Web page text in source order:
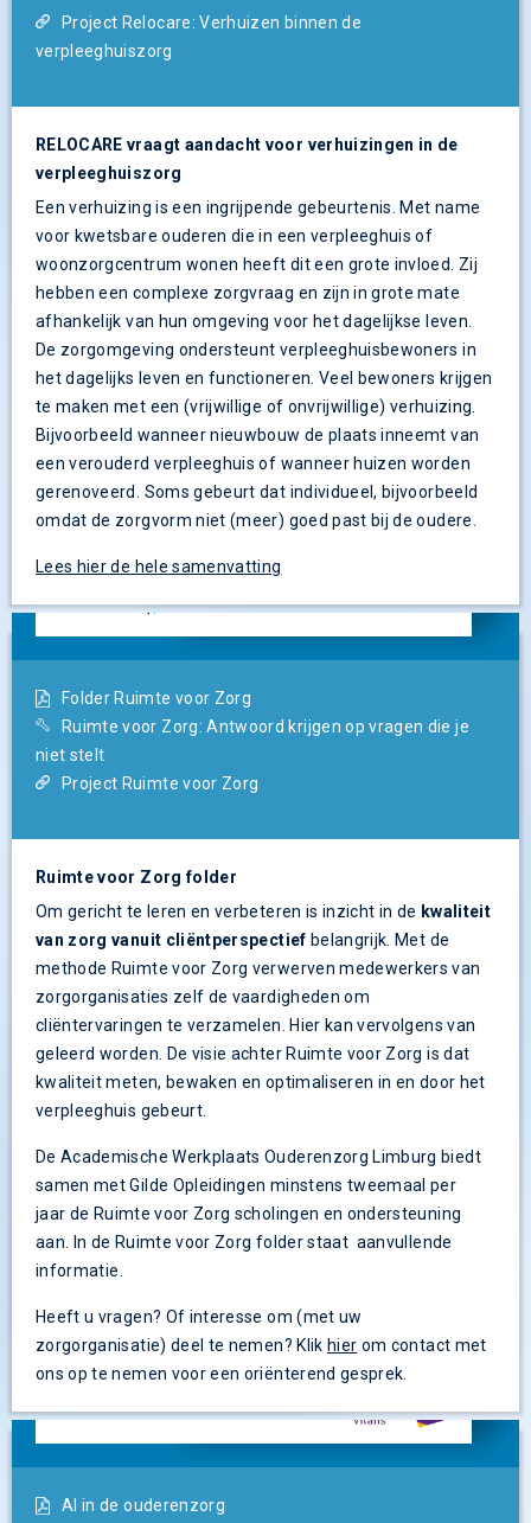
Project Relocare: Verhuizen binnen de
verpleeghuiszorg
RELOCARE vraagt aandacht voor verhuizingen in de
verpleeghuiszorg
Een verhuizing is een ingrijpende gebeurtenis. Met name
voor kwetsbare ouderen die in een verpleeghuis of
woonzorgcentrum wonen heeft dit een grote invloed. Zij
hebben een complexe zorgvraag en zijn in grote mate
afhankelijk van hun omgeving voor het dagelijkse leven.
De zorgomgeving ondersteunt verpleeghuisbewoners in
het dagelijks leven en functioneren. Veel bewoners krijgen
te maken met een (vrijwillige of onvrijwillige) verhuizing.
Bijvoorbeeld wanneer nieuwbouw de plaats inneemt van
een verouderd verpleeghuis of wanneer huizen worden
gerenoveerd. Soms gebeurt dat individueel, bijvoorbeeld
omdat de zorgvorm niet (meer) goed past bij de oudere.
Lees hier de hele samenvatting
Folder Ruimte voor Zorg
Ruimte voor Zorg: Antwoord krijgen op vragen die je
niet stelt
Project Ruimte voor Zorg
Ruimte voor Zorg folder
Om gericht te leren en verbeteren is inzicht in de kwaliteit
van zorg vanuit cliëntperspectief belangrijk. Met de
methode Ruimte voor Zorg verwerven medewerkers van
zorgorganisaties zelf de vaardigheden om
cliëntervaringen te verzamelen. Hier kan vervolgens van
geleerd worden. De visie achter Ruimte voor Zorg is dat
kwaliteit meten, bewaken en optimaliseren in en door het
verpleeghuis gebeurt.
De Academische Werkplaats Ouderenzorg Limburg biedt
samen met Gilde Opleidingen minstens tweemaal per
jaar de Ruimte voor Zorg scholingen en ondersteuning
aan. In de Ruimte voor Zorg folder staat aanvullende
informatie.
Heeft u vragen? Of interesse om (met uw
zorgorganisatie) deel te nemen? Klik hier om contact met
ons op te nemen voor een oriënterend gesprek.
AI in de ouderenzorg